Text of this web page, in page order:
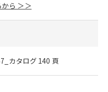
ら ＞＞
カタログ 140 頁